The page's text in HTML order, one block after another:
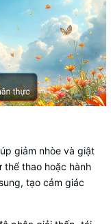
giảm nhòe và giật
thể thao hoặc hành
tạo cảm giác